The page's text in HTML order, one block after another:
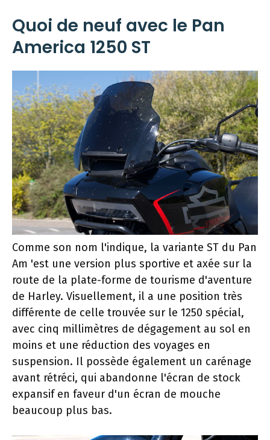
Quoi de neuf avec le Pan
America 1250 ST
Comme son nom l'indique, la variante ST du Pan
Am 'est une version plus sportive et axée sur la
route de la plate-forme de tourisme d'aventure
de Harley. Visuellement, il a une position très
différente de celle trouvée sur le 1250 spécial,
avec cinq millimètres de dégagement au sol en
moins et une réduction des voyages en
suspension. Il possède également un carénage
avant rétréci, qui abandonne l'écran de stock
expansif en faveur d'un écran de mouche
beaucoup plus bas.